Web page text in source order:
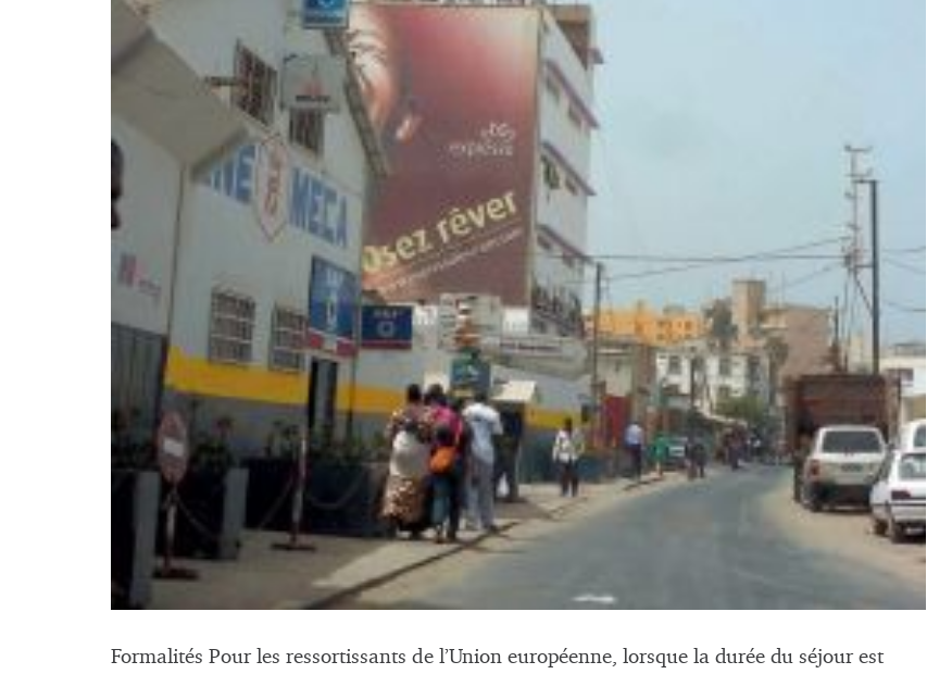
Formalités Pour les ressortissants de l’Union européenne, lorsque la durée du séjour est